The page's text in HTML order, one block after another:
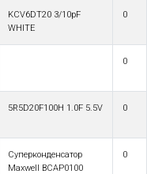
KCV6DT20 3/10pF
WHITE
0
0
5R5D20F100H 1.0F 5.5V 0
Суперконденсатор
Maxwell BCAP0100
0